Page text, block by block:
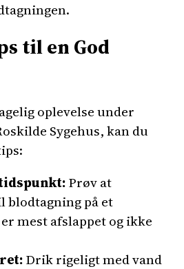
til en God
oplevelse under
Sygehus, kan du
Prøv at
på et
mest afslappet og ikke
Drik rigeligt med vand